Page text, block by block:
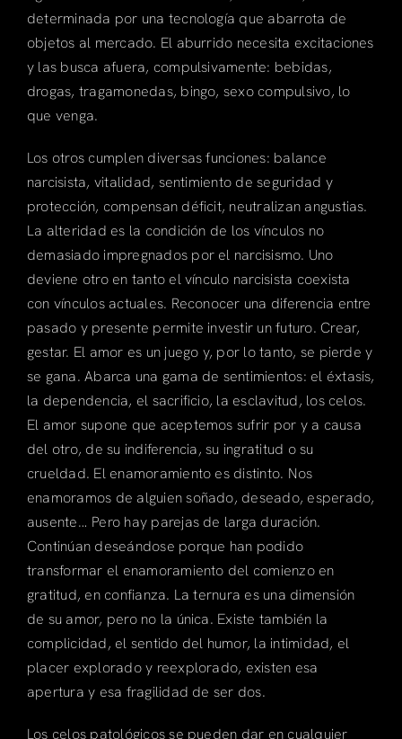
determinada por una tecnología que abarrota de
objetos al mercado. El aburrido necesita excitaciones
y las busca afuera, compulsivamente: bebidas,
drogas, tragamonedas, bingo, sexo compulsivo, lo
que venga.
Los otros cumplen diversas funciones: balance
narcisista, vitalidad, sentimiento de seguridad y
protección, compensan déficit, neutralizan angustias.
La alteridad es la condición de los vínculos no
demasiado impregnados por el narcisismo. Uno
deviene otro en tanto el vínculo narcisista coexista
con vínculos actuales. Reconocer una diferencia entre
pasado y presente permite investir un futuro. Crear,
gestar. El amor es un juego y, por lo tanto, se pierde y
se gana. Abarca una gama de sentimientos: el éxtasis,
la dependencia, el sacrificio, la esclavitud, los celos.
El amor supone que aceptemos sufrir por y a causa
del otro, de su indiferencia, su ingratitud o su
crueldad. El enamoramiento es distinto. Nos
enamoramos de alguien soñado, deseado, esperado,
ausente… Pero hay parejas de larga duración.
Continúan deseándose porque han podido
transformar el enamoramiento del comienzo en
gratitud, en confianza. La ternura es una dimensión
de su amor, pero no la única. Existe también la
complicidad, el sentido del humor, la intimidad, el
placer explorado y reexplorado, existen esa
apertura y esa fragilidad de ser dos.
Los celos patológicos se pueden dar en cualquier